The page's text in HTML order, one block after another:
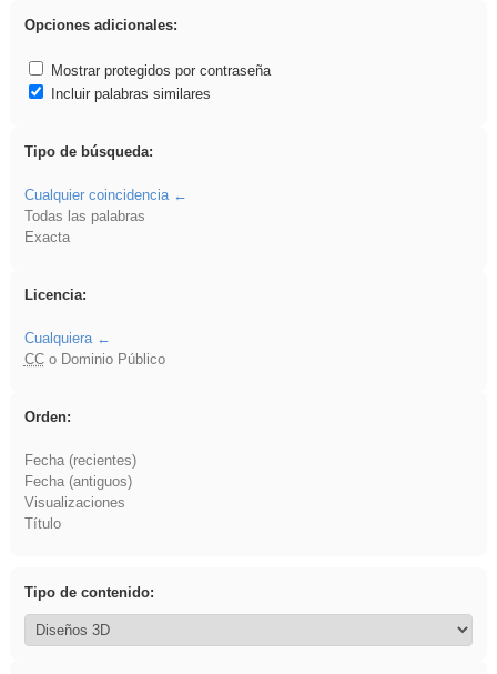
Opciones adicionales:
Mostrar protegidos por contraseña
Incluir palabras similares
Tipo de búsqueda:
Cualquier coincidencia
Todas las palabras
Exacta
Licencia:
Cualquiera
CCo Dominio Público
Orden:
Fecha (recientes)
Fecha (antiguos)
Visualizaciones
Título
Tipo de contenido: